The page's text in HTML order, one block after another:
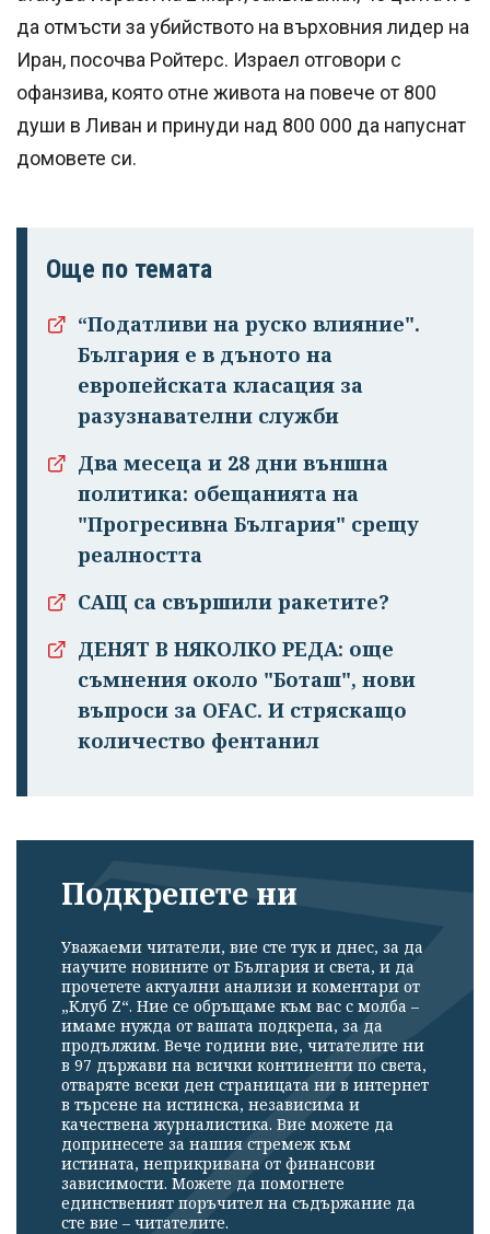
да отмъсти за убийството на върховния лидер на
Иран, посочва Ройтерс. Израел отговори с
офанзива, която отне живота на повече от 800
души в Ливан и принуди над 800 000 да напуснат
домовете си.
Още по темата
“Податливи на руско влияние".
България е в дъното на
европейската класация за
разузнавателни служби
Два месеца и 28 дни външна
политика: обещанията на
"Прогресивна България" срещу
реалността
САЩ са свършили ракетите?
ДЕНЯТ В НЯКОЛКО РЕДА: още
съмнения около "Боташ", нови
въпроси за OFAC. И стряскащо
количество фентанил
Подкрепете ни
Уважаеми читатели, вие сте тук и днес, за да
научите новините от България и света, и да
прочетете актуални анализи и коментари от
„Клуб Z“. Ние се обръщаме към вас с молба –
имаме нужда от вашата подкрепа, за да
продължим. Вече години вие, читателите ни
в 97 държави на всички континенти по света,
отваряте всеки ден страницата ни в интернет
в търсене на истинска, независима и
качествена журналистика. Вие можете да
допринесете за нашия стремеж към
истината, неприкривана от финансови
зависимости. Можете да помогнете
единственият поръчител на съдържание да
сте вие – читателите.